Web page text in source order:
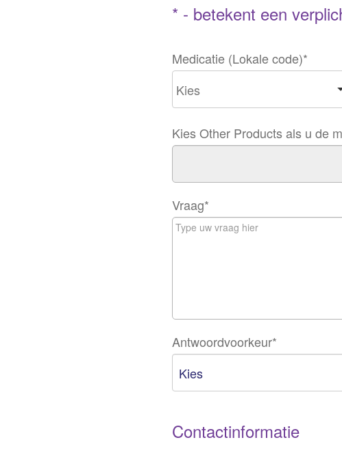
* - betekent een
Medicatie (Lokale code)*
Kies Other Products als u de
Vraag*
Antwoordvoorkeur*
Contactinformatie